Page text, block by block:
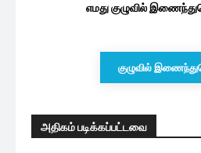
எமது குழுவில்
குழுவில்
அதிகம் படிக்கப்பட்டவை